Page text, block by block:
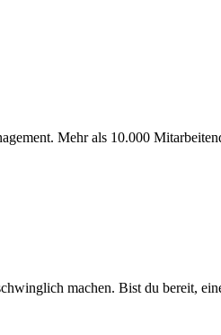
Mehr als 10.000
machen. Bist du bereit,